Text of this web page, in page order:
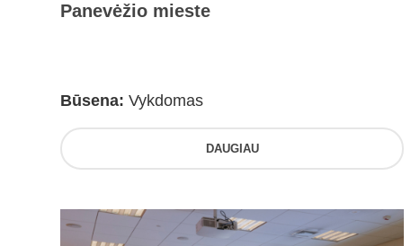
Panevėžio mieste
Būsena: Vykdomas
DAUGIAU